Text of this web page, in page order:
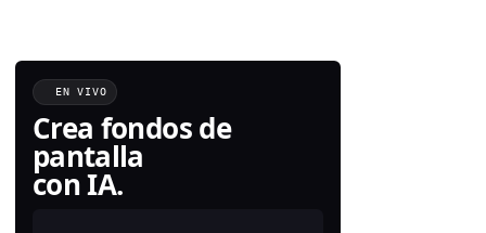
EN VIVO
Crea fondos de
pantalla
con IA.